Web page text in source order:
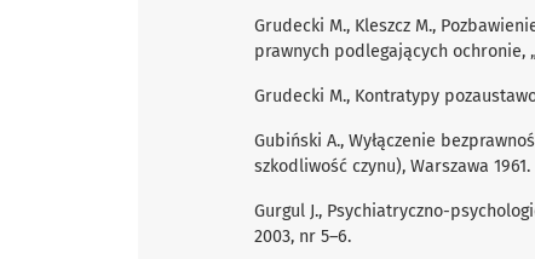
Grudecki M., Kleszcz M.,
prawnych podlegających ochronie,
Grudecki M., Kontratypy
Gubiński A., Wyłączenie
szkodliwość czynu), Warszawa 1961.
Gurgul J., Psychiatryczno-
2003, nr 5–6.